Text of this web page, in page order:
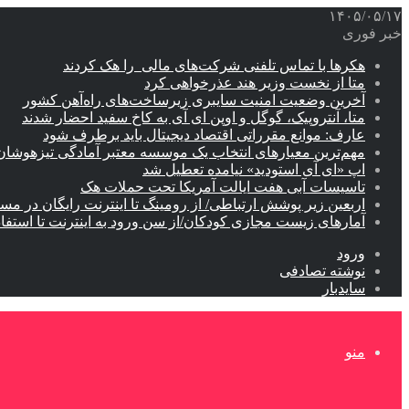
۱۴۰۵/۰۵/۱۷
خبر فوری
هکرها با تماس تلفنی شرکت‌های مالی را هک کردند
متا از نخست وزیر هند عذرخواهی کرد
آخرین وضعیت امنیت سایبری زیرساخت‌های راه‌آهن کشور
متا، آنتروپیک، گوگل و اوپن ای آی به کاخ سفید احضار شدند
عارف: موانع مقرراتی اقتصاد دیجیتال باید برطرف شود
مهم‌ترین معیارهای انتخاب یک موسسه معتبر آمادگی
اپ «ای آی استودید» نیامده تعطیل شد
تاسیسات آبی هفت ایالت آمریکا تحت حملات هک
اربعین زیر پوشش ارتباطی/ از رومینگ تا اینترنت رایگان در
آمارهای زیست مجازی کودکان/از سن ورود به اینترنت تا
ورود
نوشته تصادفی
سایدبار
منو